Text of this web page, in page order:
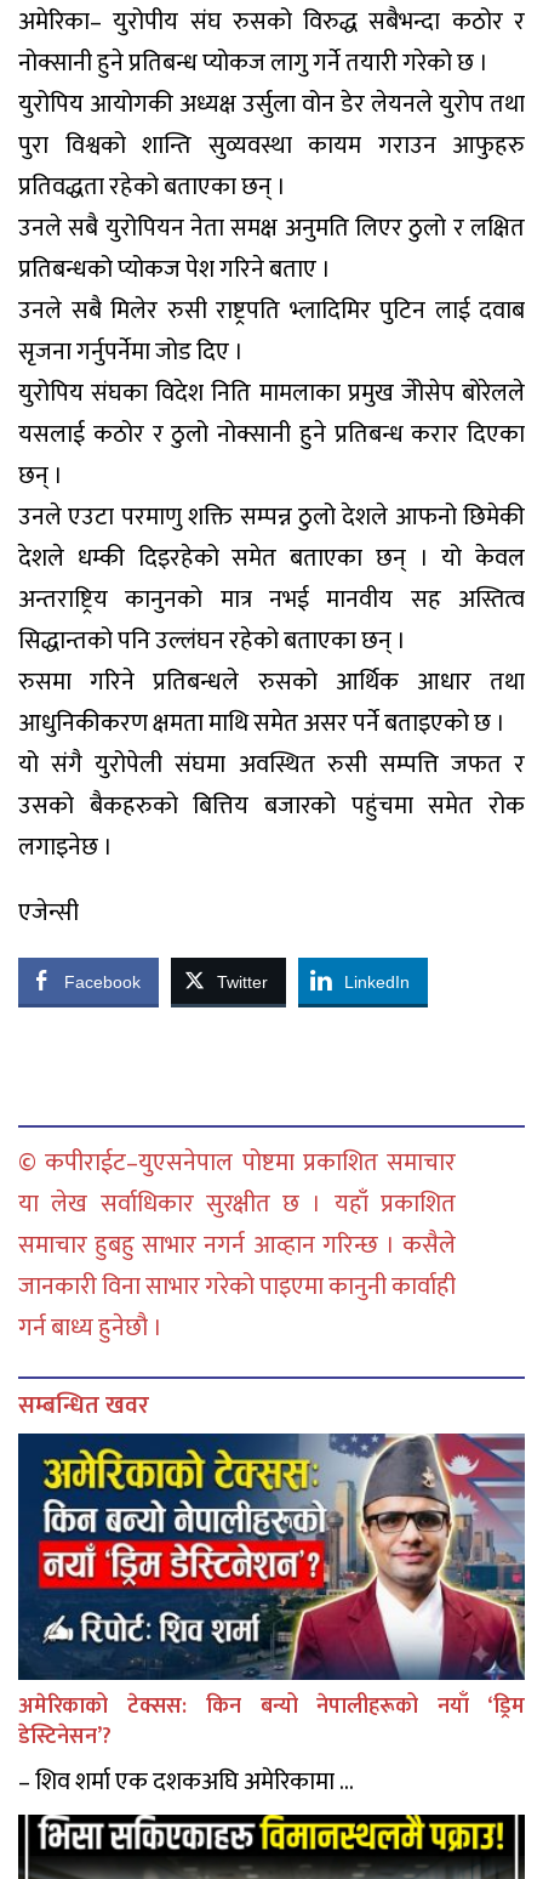
अमेरिका– युरोपीय संघ रुसको विरुद्ध सबैभन्दा कठोर र
नोक्सानी हुने प्रतिबन्ध प्योकज लागु गर्ने तयारी गरेको छ ।
युरोपिय आयोगकी अध्यक्ष उर्सुला वोन डेर लेयनले युरोप तथा
पुरा विश्वको शान्ति सुव्यवस्था कायम गराउन आफुहरु
प्रतिवद्धता रहेको बताएका छन् ।
उनले सबै युरोपियन नेता समक्ष अनुमति लिएर ठुलो र लक्षित
प्रतिबन्धको प्योकज पेश गरिने बताए ।
उनले सबै मिलेर रुसी राष्ट्रपति भ्लादिमिर पुटिन लाई दवाब
सृजना गर्नुपर्नेमा जोड दिए ।
युरोपिय संघका विदेश निति मामलाका प्रमुख जेोसेप बोरेलले
यसलाई कठोर र ठुलो नोक्सानी हुने प्रतिबन्ध करार दिएका
छन् ।
उनले एउटा परमाणु शक्ति सम्पन्न ठुलो देशले आफनो छिमेकी
देशले धम्की दिइरहेको समेत बताएका छन् । यो केवल
अन्तराष्ट्रिय कानुनको मात्र नभई मानवीय सह अस्तित्व
सिद्धान्तको पनि उल्लंघन रहेको बताएका छन् ।
रुसमा गरिने प्रतिबन्धले रुसको आर्थिक आधार तथा
आधुनिकीकरण क्षमता माथि समेत असर पर्ने बताइएको छ ।
यो संगै युरोपेली संघमा अवस्थित रुसी सम्पत्ति जफत र
उसको बैकहरुको बित्तिय बजारको पहुंचमा समेत रोक
लगाइनेछ ।
एजेन्सी
Facebook Twitter LinkedIn
© कपीराईट–युएसनेपाल पोष्टमा प्रकाशित समाचार
या लेख सर्वाधिकार सुरक्षीत छ । यहाँ प्रकाशित
समाचार हुबहु साभार नगर्न आव्हान गरिन्छ । कसैले
जानकारी विना साभार गरेको पाइएमा कानुनी कार्वाही
गर्न बाध्य हुनेछौ ।
सम्बन्धित खवर
अमेरिकाको टेक्सस: किन बन्यो नेपालीहरूको नयाँ ‘ड्रिम
डेस्टिनेसन’?
– शिव शर्मा एक दशकअघि अमेरिकामा ...